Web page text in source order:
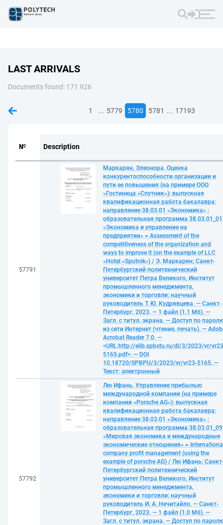
LAST ARRIVALS
Documents found: 171 926
1 ... 5779 5780 5781 ... 17193
№ Description
57791
Маркарян, Элеонора. Оценка
конкурентоспособности организации и
пути ее повышения (на примере ООО
«Гостиница «Спутник»): выпускная
квалификационная работа бакалавра:
направление 38.03.01 «Экономика» ;
образовательная программа 38.03.01_01
«Экономика и управление на
предприятии» = Assessment of the
competitiveness of the organization and
ways to improve it (on the example of LLC
«Hotel «Sputnik») / Э. Маркарян; Санкт-
Петербургский политехнический
университет Петра Великого, Институт
промышленного менеджмента,
экономики и торговли; научный
руководитель Т. Ю. Кудрявцева. — Санкт-
Петербург, 2023. — 1 файл (1,1 Мб). —
Загл. с титул. экрана. — Доступ по
из сети Интернет (чтение, печать). —
Acrobat Reader 7.0. —
<URL:http://elib.spbstu.ru/dl/3/2023/vr/
5165.pdf>. — DOI
10.18720/SPBPU/3/2023/vr/vr23-5165. —
Текст: электронный
57792
Лю Ифань. Управление прибылью
международной компании (на примере
компании «Porsche AG»): выпускная
квалификационная работа бакалавра:
направление 38.03.01 «Экономика» ;
образовательная программа 38.03.01_09
«Мировая экономика и международные
экономические отношения» =
company profit management (using the
example of porsche AG) / Лю Ифань;
Петербургский политехнический
университет Петра Великого, Институт
промышленного менеджмента,
экономики и торговли; научный
руководитель И. А. Нечитайло. — Санкт-
Петербург, 2023. — 1 файл (1,0 Мб). —
Загл. с титул. экрана. — Доступ по